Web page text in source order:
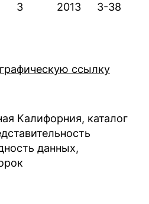
3 2013 3-38
ссылку
Калифорния, каталог
данных,